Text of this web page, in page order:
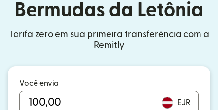
Bermudas da Letônia
Tarifa zero em sua primeira transferência com a
Remitly
Você envia
EUR